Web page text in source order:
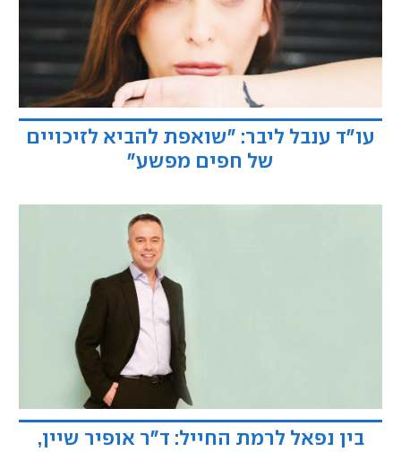
עו"ד ענבל ליבר: "שואפת להביא לזיכויים
של חפים מפשע"
בין נפאל לרמת החייל: ד"ר אופיר שיין,